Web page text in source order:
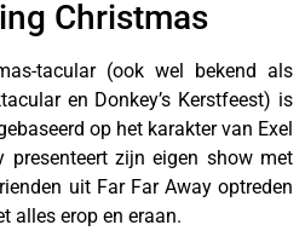
Christmas
tacular (ook wel bekend als
en Donkey’s Kerstfeest) is
op het karakter van Exel
presenteert zijn eigen show met
uit Far Far Away optreden
alles erop en eraan.